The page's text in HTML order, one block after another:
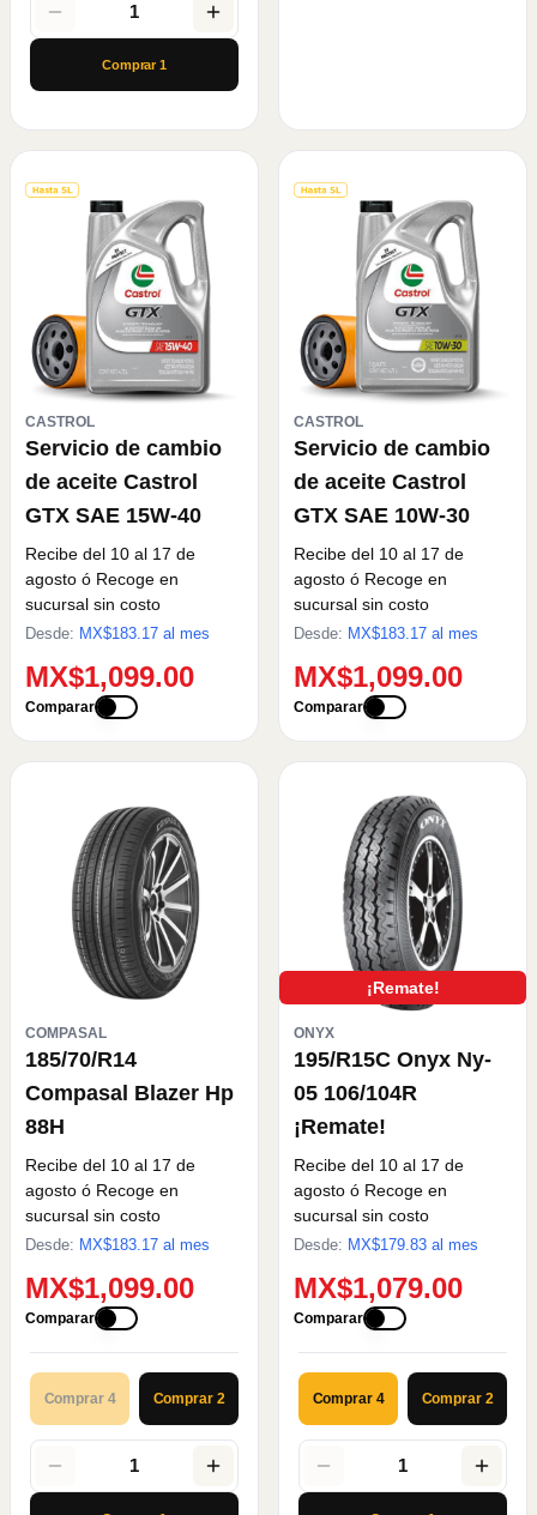
1
Comprar1
CASTROL
Servicio de cambio
de aceite Castrol
GTX SAE 15W-40
Recibe del 10 al 17 de
agosto ó Recoge en
sucursal sin costo
Desde: MX$183.17 al mes
MX$1,099.00
Comparar
CASTROL
Servicio de cambio
de aceite Castrol
GTX SAE 10W-30
Recibe del 10 al 17 de
agosto ó Recoge en
sucursal sin costo
Desde: MX$183.17 al mes
MX$1,099.00
Comparar
COMPASAL
185/70/R14
Compasal Blazer Hp
88H
Recibe del 10 al 17 de
agosto ó Recoge en
sucursal sin costo
Desde: MX$183.17 al mes
MX$1,099.00
Comparar
Comprar 4 Comprar 2
1
¡Remate!
ONYX
195/R15C Onyx Ny-
05 106/104R
¡Remate!
Recibe del 10 al 17 de
agosto ó Recoge en
sucursal sin costo
Desde: MX$179.83 al mes
MX$1,079.00
Comparar
Comprar 4 Comprar 2
1